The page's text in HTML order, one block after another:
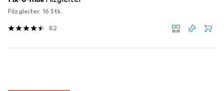
Filzgleiter, 16 Stk.
82